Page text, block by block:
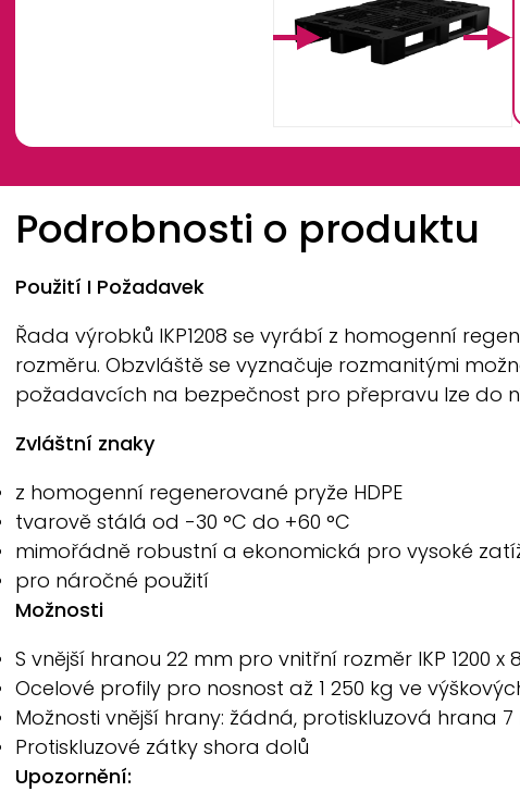
Breadcrumb
Podrobnosti o produktu
Použití I Požadavek
Řada výrobků IKP1208 se vyrábí z homogenní
rozměru. Obzvláště se vyznačuje rozmanitými
požadavcích na bezpečnost pro přepravu lze do
Zvláštní znaky
z homogenní regenerované pryže HDPE
tvarově stálá od -30 °C do +60 °C
mimořádně robustní a ekonomická pro vysoké
pro náročné použití
Možnosti
S vnější hranou 22 mm pro vnitřní rozměr IKP 1200 x
Ocelové profily pro nosnost až 1 250 kg ve
Možnosti vnější hrany: žádná, protiskluzová hrana
Protiskluzové zátky shora dolů
Upozornění: